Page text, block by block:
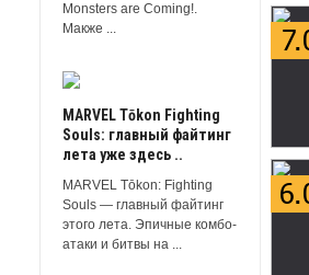
Monsters are Coming!.
Макже ...
MARVEL Tōkon Fighting
Souls: главный файтинг
лета уже здесь ..
MARVEL Tōkon: Fighting
Souls — главный файтинг
этого лета. Эпичные комбо-
атаки и битвы на ...